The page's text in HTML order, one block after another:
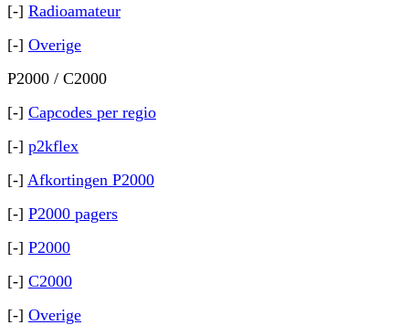
[-] Radioamateur
[-] Overige
P2000 / C2000
[-] Capcodes per regio
[-] p2kflex
[-] Afkortingen P2000
[-] P2000 pagers
[-] P2000
[-] C2000
[-] Overige